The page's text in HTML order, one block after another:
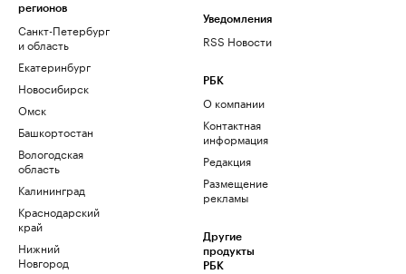
регионов
Санкт-Петербург
и область
Екатеринбург
Новосибирск
Омск
Башкортостан
Вологодская
область
Калининград
Краснодарский
край
Нижний
Новгород
Уведомления
RSS Новости
РБК
О компании
Контактная
информация
Редакция
Размещение
рекламы
Другие
продукты
РБК